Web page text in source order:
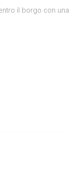
il borgo con